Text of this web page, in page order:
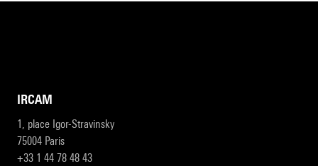
IRCAM
1, place Igor-Stravinsky
75004 Paris
+33 1 44 78 48 43